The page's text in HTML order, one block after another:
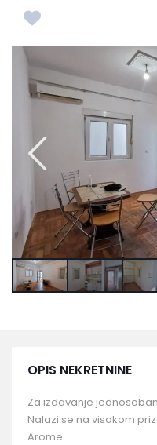
OPIS NEKRETNINE
Za izdavanje
Nalazi se na visokom
Arome.